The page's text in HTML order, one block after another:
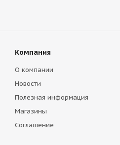
Компания
О компании
Новости
Полезная информация
Магазины
Соглашение